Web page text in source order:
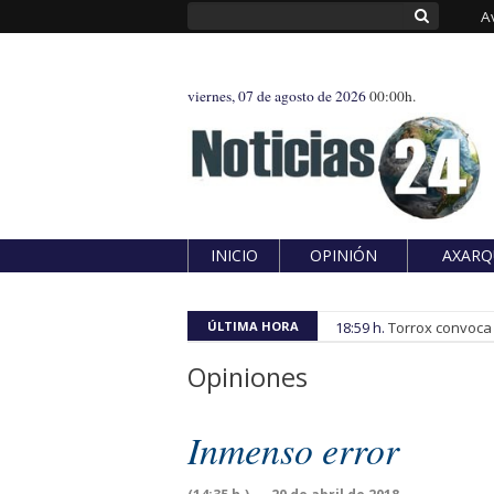
viernes, 07 de agosto de 202600:00h.
INICIO OPINIÓN
ÚLTIMA HORA 18:59 h. Torrox
Opiniones
Inmenso error